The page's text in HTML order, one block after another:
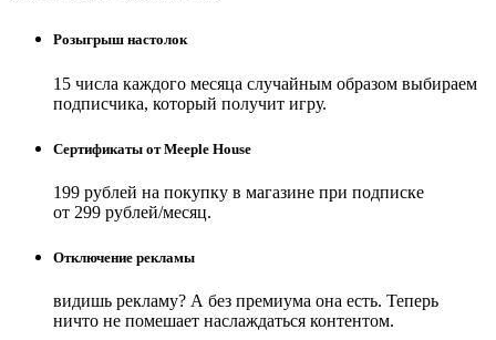
Розыгрыш настолок
15 числа каждого месяца случайным образом выбираем
подписчика, который получит игру.
Сертификаты от Meeple House
199 рублей на покупку в магазине при подписке
от 299 рублей/месяц.
Отключение рекламы
видишь рекламу? А без премиума она есть. Теперь
ничто не помешает наслаждаться контентом.